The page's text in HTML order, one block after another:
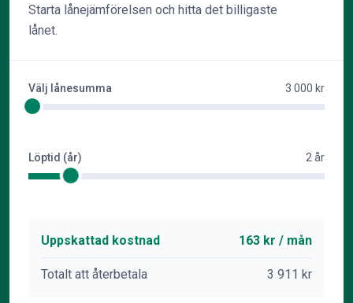
Starta lånejämförelsen och hitta det billigaste
lånet.
Välj lånesumma 3 000 kr
Löptid (år) 2 år
Uppskattad kostnad 163 kr / mån
Totalt att återbetala 3 911 kr